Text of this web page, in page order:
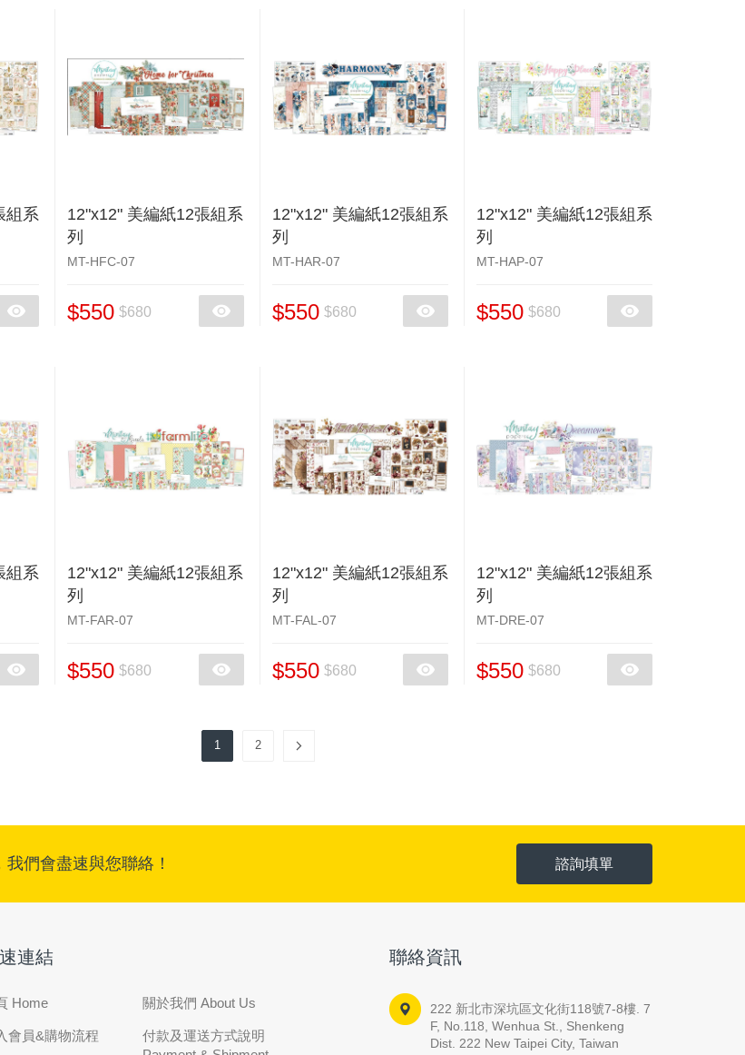
組系
12"x12" 美編紙12張組系
列
MT-HFC-07
$550 $680
12"x12" 美編紙12張組系
列
MT-HAR-07
$550 $680
12"x12" 美編紙12張組系
列
MT-HAP-07
$550 $680
組系
12"x12" 美編紙12張組系
列
MT-FAR-07
$550 $680
12"x12" 美編紙12張組系
列
MT-FAL-07
$550 $680
12"x12" 美編紙12張組系
列
MT-DRE-07
$550 $680
1 2
們會盡速與您聯絡！ 諮詢填單
連結
Home 關於我們 About Us
會員&購物流程
付款及運送方式說明
聯絡資訊
222 新北市深坑區文化街118號7-8樓. 7
F, No.118, Wenhua St., Shenkeng
Dist. 222 New Taipei City, Taiwan